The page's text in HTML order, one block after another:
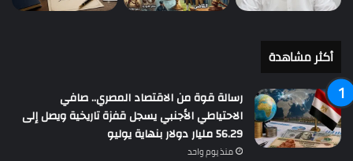
أكثر مشاهدة
رسالة قوة من الاقتصاد المصري.. صافي
الاحتياطي الأجنبي يسجل قفزة تاريخية ويصل إلى
56.29 مليار دولار بنهاية يوليو
منذ يوم واحد